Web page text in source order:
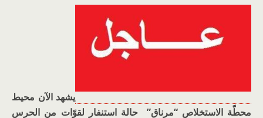
يشهد الآن محيط
محطّة الاستخلاص “مرناق” حالة استنفار لقوّات من الحرس